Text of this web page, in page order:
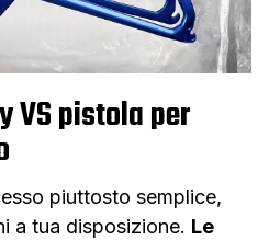
VS pistola per
piuttosto semplice,
a tua disposizione. Le